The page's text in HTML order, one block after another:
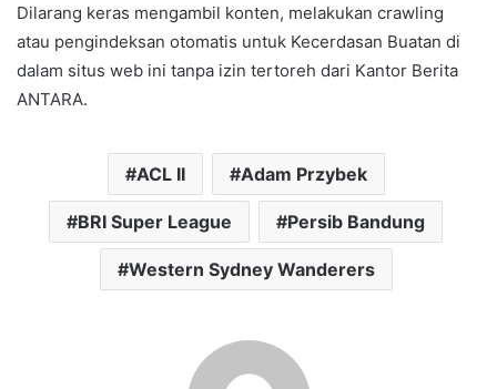
Dilarang keras mengambil konten, melakukan crawling
atau pengindeksan otomatis untuk Kecerdasan Buatan di
dalam situs web ini tanpa izin tertoreh dari Kantor Berita
ANTARA.
ACL II Adam Przybek
BRI Super League Persib Bandung
Western Sydney Wanderers